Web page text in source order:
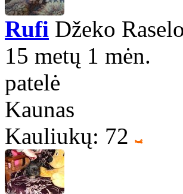
Rufi Džeko
15 metų 1 mėn.
patelė
Kaunas
Kauliukų: 72